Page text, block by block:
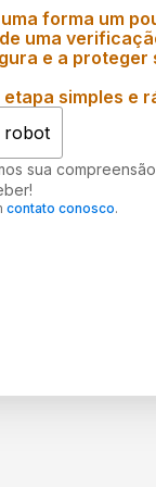
forma um
uma
e a proteger
simples e
robot
sua
contato conosco.